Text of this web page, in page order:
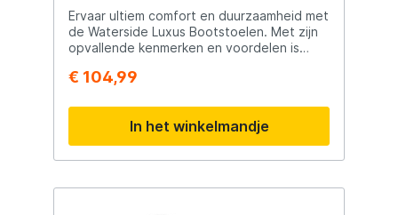
Ervaar ultiem comfort en duurzaamheid met
de Waterside Luxus Bootstoelen. Met zijn
opvallende kenmerken en voordelen is
watersporter: Afmetingen: Lengte: 39cm,
Transportafmetingen: 54x43x24cm
Rugleuning hoogte: 60cm Zitvlak: 38x43cm
Hoogte zitkussen: 10cm Kleur: Charcoal
Black De Waterside Luxus bootstoelen
lichtgewicht en erg gebruiksvriendelijk door
€ 104,99
In het winkelmandje